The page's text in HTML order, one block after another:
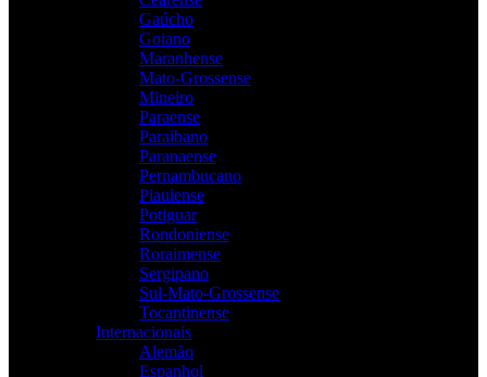
Gaúcho
Goiano
Maranhense
Mato-Grossense
Mineiro
Paraense
Paraibano
Paranaense
Pernambucano
Piauiense
Potiguar
Rondoniense
Roraimense
Sergipano
Sul-Mato-Grossense
Tocantinense
Internacionais
Alemão
Espanhol